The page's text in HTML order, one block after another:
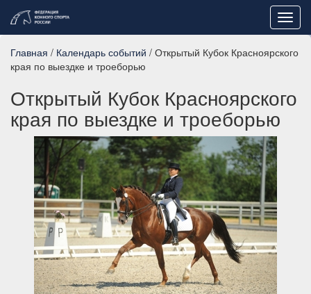
Главная / Календарь событий / Открытый Кубок Красноярского
края по выездке и троеборью
Открытый Кубок Красноярского
края по выездке и троеборью